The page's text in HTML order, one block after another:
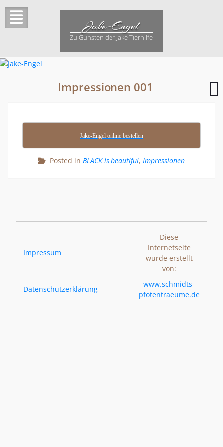
content
Jake-Engel
Zu Gunsten der Jake Tierhilfe
Impressionen 001
Jake-Engel online bestellen
Posted in BLACK is beautiful, Impressionen
Impressum
Diese
Internetseite
wurde erstellt
von:
Datenschutzerklärung
www.schmidts-
pfotentraeume.de